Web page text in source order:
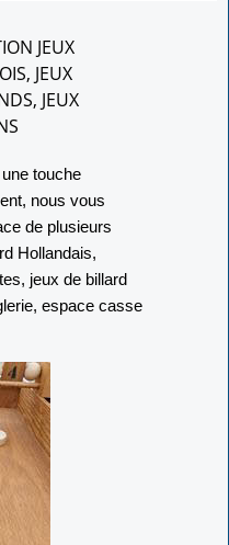
JEUX
JEUX
JEUX
touche
nous vous
de plusieurs
Hollandais,
jeux de billard
espace casse